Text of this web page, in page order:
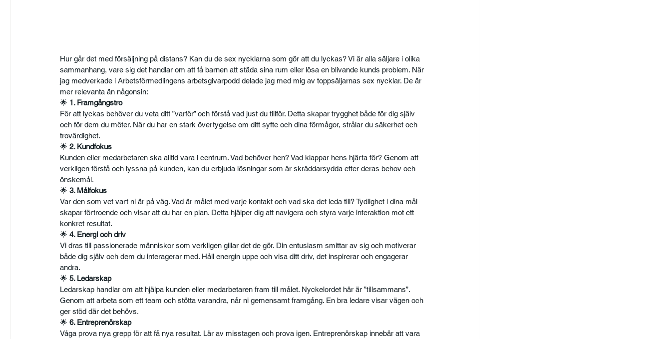
Hur går det med försäljning på distans? Kan du de sex nycklarna som gör att du lyckas? Vi är alla säljare i olika
sammanhang, vare sig det handlar om att få barnen att städa sina rum eller lösa en blivande kunds problem. När
jag medverkade i Arbetsförmedlingens arbetsgivarpodd delade jag med mig av toppsäljarnas sex nycklar. De är
mer relevanta än någonsin:
🌟 1. Framgångstro
För att lyckas behöver du veta ditt ”varför” och förstå vad just du tillför. Detta skapar trygghet både för dig själv
och för dem du möter. När du har en stark övertygelse om ditt syfte och dina förmågor, strålar du säkerhet och
trovärdighet.
🌟 2. Kundfokus
Kunden eller medarbetaren ska alltid vara i centrum. Vad behöver hen? Vad klappar hens hjärta för? Genom att
verkligen förstå och lyssna på kunden, kan du erbjuda lösningar som är skräddarsydda efter deras behov och
önskemål.
🌟 3. Målfokus
Var den som vet vart ni är på väg. Vad är målet med varje kontakt och vad ska det leda till? Tydlighet i dina mål
skapar förtroende och visar att du har en plan. Detta hjälper dig att navigera och styra varje interaktion mot ett
konkret resultat.
🌟 4. Energi och driv
Vi dras till passionerade människor som verkligen gillar det de gör. Din entusiasm smittar av sig och motiverar
både dig själv och dem du interagerar med. Håll energin uppe och visa ditt driv, det inspirerar och engagerar
andra.
🌟 5. Ledarskap
Ledarskap handlar om att hjälpa kunden eller medarbetaren fram till målet. Nyckelordet här är ”tillsammans”.
Genom att arbeta som ett team och stötta varandra, når ni gemensamt framgång. En bra ledare visar vägen och
ger stöd där det behövs.
🌟 6. Entreprenörskap
Våga prova nya grepp för att få nya resultat. Lär av misstagen och prova igen. Entreprenörskap innebär att vara